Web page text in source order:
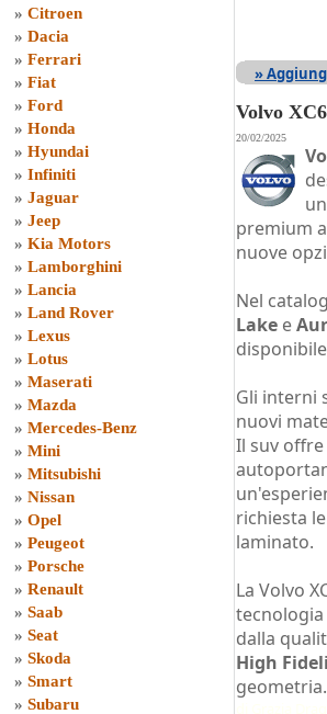
» Citroen
» Dacia
» Ferrari
» Fiat
» Ford
» Honda
» Hyundai
» Infiniti
» Jaguar
» Jeep
» Kia Motors
» Lamborghini
» Lancia
» Land Rover
» Lexus
» Lotus
» Maserati
» Mazda
» Mercedes-Benz
» Mini
» Mitsubishi
» Nissan
» Opel
» Peugeot
» Porsche
» Renault
» Saab
» Seat
» Skoda
» Smart
» Subaru
»
Volvo
20/02/2025
premium
nuove
Nel
Lake e
Gli interni
nuovi
Il suv
richiesta
laminato.
La Volvo
tecnologia
dalla
High
geometria.